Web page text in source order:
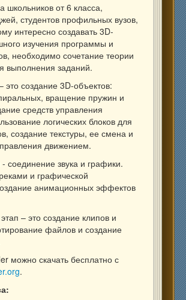
школьников от 6 класса,
студентов профильных вузов,
интересно создавать 3D-
изучения программы и
необходимо сочетание теории
выполнения заданий.
это создание 3D-объектов:
вращение пружин и
средств управления
логических блоков для
создание текстуры, ее смена и
движением.
соединение звука и графики.
и графической
анимационных эффектов
– это создание клипов и
файлов и создание
можно скачать бесплатно с
.